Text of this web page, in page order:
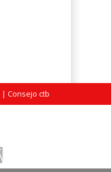
| Consejo ctb